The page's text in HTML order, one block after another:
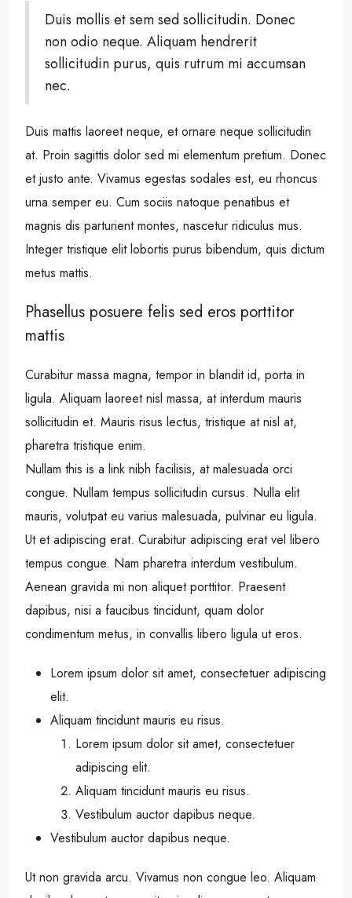
Duis mollis et sem sed sollicitudin. Donec
non odio neque. Aliquam hendrerit
sollicitudin purus, quis rutrum mi accumsan
nec.
Duis mattis laoreet neque, et ornare neque sollicitudin
at. Proin sagittis dolor sed mi elementum pretium. Donec
et justo ante. Vivamus egestas sodales est, eu rhoncus
urna semper eu. Cum sociis natoque penatibus et
magnis dis parturient montes, nascetur ridiculus mus.
Integer tristique elit lobortis purus bibendum, quis dictum
metus mattis.
Phasellus posuere felis sed eros porttitor
mattis
Curabitur massa magna, tempor in blandit id, porta in
ligula. Aliquam laoreet nisl massa, at interdum mauris
sollicitudin et. Mauris risus lectus, tristique at nisl at,
pharetra tristique enim.
Nullam this is a link nibh facilisis, at malesuada orci
congue. Nullam tempus sollicitudin cursus. Nulla elit
mauris, volutpat eu varius malesuada, pulvinar eu ligula.
Ut et adipiscing erat. Curabitur adipiscing erat vel libero
tempus congue. Nam pharetra interdum vestibulum.
Aenean gravida mi non aliquet porttitor. Praesent
dapibus, nisi a faucibus tincidunt, quam dolor
condimentum metus, in convallis libero ligula ut eros.
Lorem ipsum dolor sit amet, consectetuer adipiscing
elit.
Aliquam tincidunt mauris eu risus.
Lorem ipsum dolor sit amet, consectetuer
adipiscing elit.
Aliquam tincidunt mauris eu risus.
Vestibulum auctor dapibus neque.
Vestibulum auctor dapibus neque.
Ut non gravida arcu. Vivamus non congue leo. Aliquam